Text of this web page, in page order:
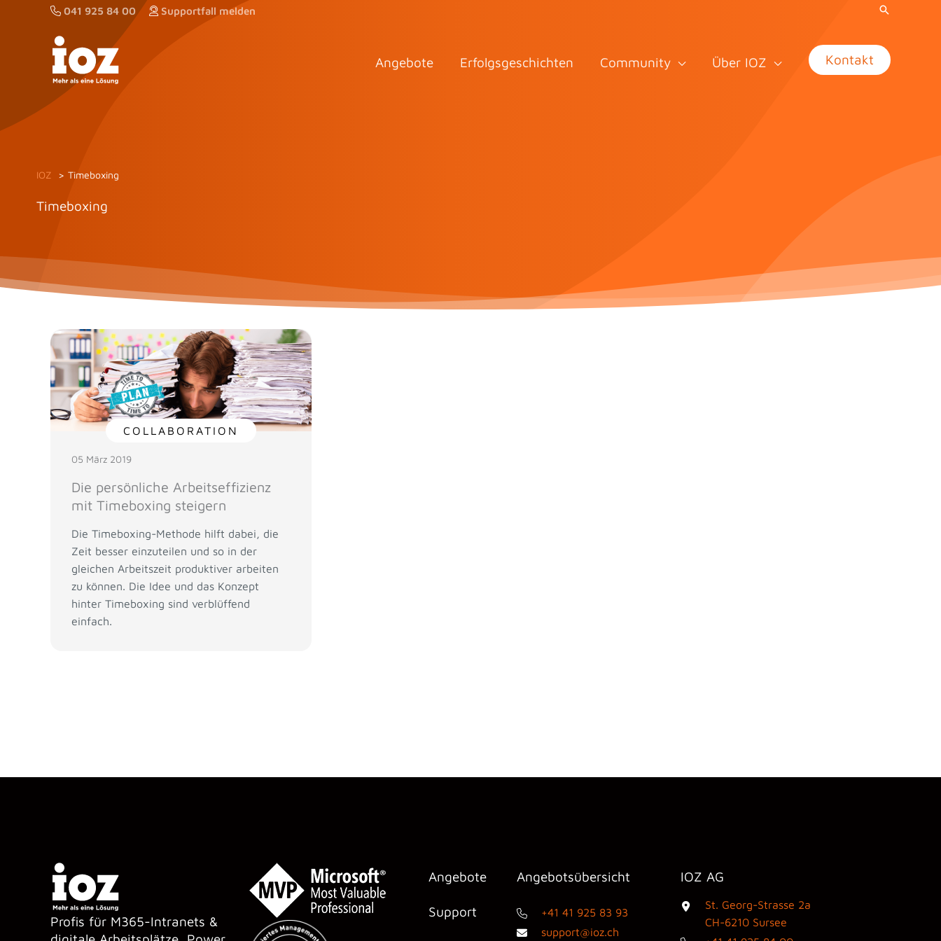
041 925 84 00 Supportfall melden
Angebote Erfolgsgeschichten Community Über IOZ Kontakt
IOZ Timeboxing
Timeboxing
COLLABORATION
05 März 2019
Die persönliche Arbeitseffizienz
mit Timeboxing steigern
Die Timeboxing-Methode hilft dabei, die
Zeit besser einzuteilen und so in der
gleichen Arbeitszeit produktiver arbeiten
zu können. Die Idee und das Konzept
hinter Timeboxing sind verblüffend
einfach.
Profis für M365-Intranets &
Angebote Angebotsübersicht
Support
+41 41 925 83 93
support@ioz.ch
IOZ AG
St. Georg-Strasse 2a
CH-6210 Sursee